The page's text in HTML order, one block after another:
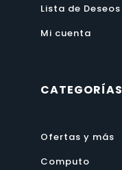
Lista de Deseos
Mi cuenta
CATEGORÍAS
Ofertas y más
Computo